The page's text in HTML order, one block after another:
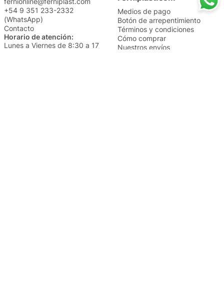
+54 9 351 233-2332
(WhatsApp)
Contacto
Horario de atención:
Lunes a Viernes de 8:30 a 17
Medios de pago
Botón de arrepentimiento
Términos y condiciones
Cómo comprar
Nuestros envíos